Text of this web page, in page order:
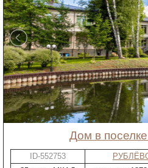
дом в
ID-552753